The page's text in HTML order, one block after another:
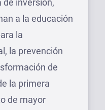
de inversión,
a la educación
la
la prevención
de
la primera
de mayor